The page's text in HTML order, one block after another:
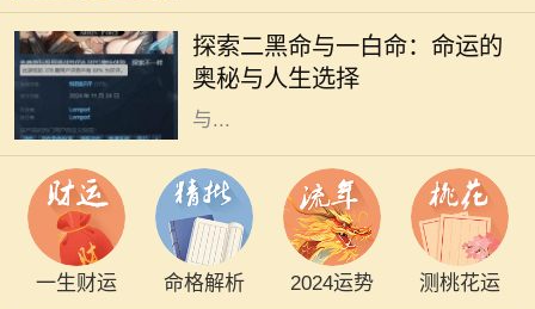
探索二黑命与一白命：命运的
奥秘与人生选择
与其出生时的八字密切相关。而在这
些八字中，尤其是二黑命和一白命这
两种命理类型，常常引起人们的关注
与...
一生财运 命格解析 2024运势 测桃花运